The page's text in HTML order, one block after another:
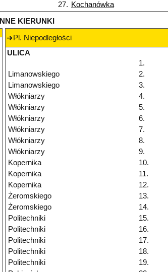
27. Kochanówka
INNE KIERUNKI
Pl. Niepodległości
ULICA
1.
Limanowskiego
2.
Limanowskiego
3.
Włókniarzy
4.
Włókniarzy
5.
Włókniarzy
6.
Włókniarzy
7.
Włókniarzy
8.
Włókniarzy
9.
Kopernika
10.
Kopernika
11.
Kopernika
12.
Żeromskiego
13.
Żeromskiego
14.
Politechniki
15.
Politechniki
16.
Politechniki
17.
Politechniki
18.
Politechniki
19.